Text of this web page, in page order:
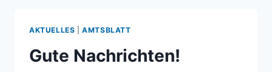
DER
BUNDESTAGSWAHL
AKTUELLES |AMTSBLATT
Gute Nachrichten!